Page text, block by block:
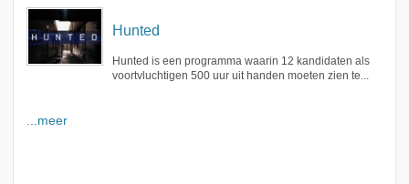
Hunted
Hunted is een programma waarin 12 kandidaten als
voortvluchtigen 500 uur uit handen moeten zien te...
...meer